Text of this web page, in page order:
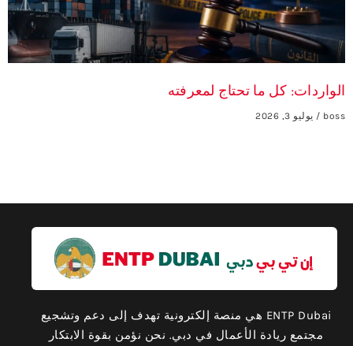
الواردات: كل ما تحتاج لمعرفته
boss يوليو 3, 2026
ENTP Dubai هي منصة إلكترونية تهدف إلى دعم وتشجيع
مجتمع ريادة الأعمال في دبي. نحن نؤمن بقوة الابتكار